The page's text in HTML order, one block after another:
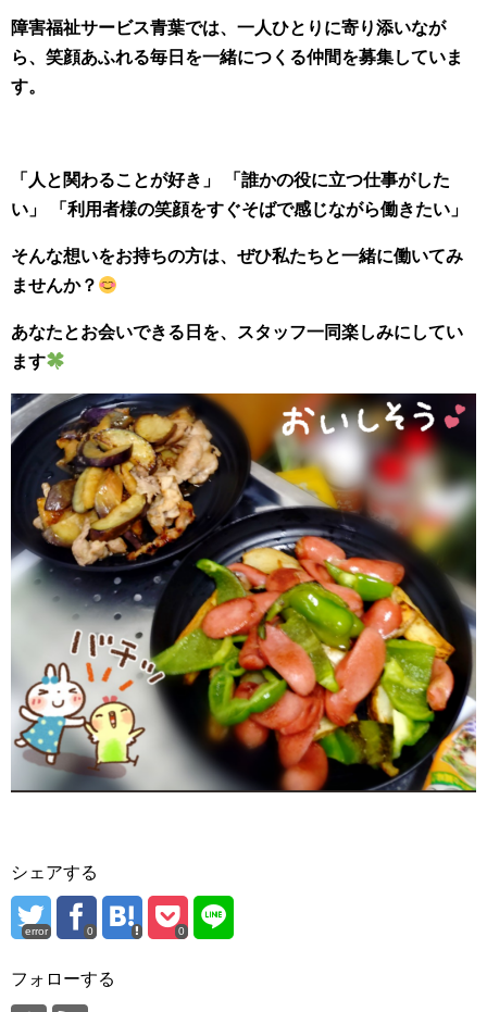
障害福祉サービス青葉では、一人ひとりに寄り添いなが
ら、笑顔あふれる毎日を一緒につくる仲間を募集していま
す。
「人と関わることが好き」 「誰かの役に立つ仕事がした
い」 「利用者様の笑顔をすぐそばで感じながら働きたい」
そんな想いをお持ちの方は、ぜひ私たちと一緒に働いてみ
ませんか？
あなたとお会いできる日を、スタッフ一同楽しみにしてい
ます
シェアする
error 0 0
フォローする